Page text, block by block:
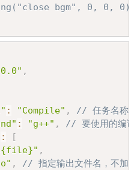
bgm", 0, 0,
,
: "Compile" ,
// 任务名称
: "g++" ,
// 要使用的编
:
[
,
,
// 指定输出文件名，不